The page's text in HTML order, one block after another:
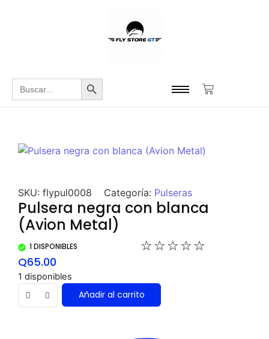
Buscar: Botón de búsqueda
SKU: flypul0008 Categoría: Pulseras
Pulsera negra con blanca
(Avion Metal)
1 DISPONIBLES ☆ ☆ ☆ ☆ ☆
Q65.00
1 disponibles
Añadir al carrito